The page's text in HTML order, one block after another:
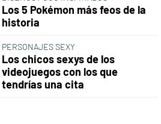
Los 5 Pokémon más feos de la
historia
PERSONAJES SEXY
Los chicos sexys de los
videojuegos con los que
tendrías una cita